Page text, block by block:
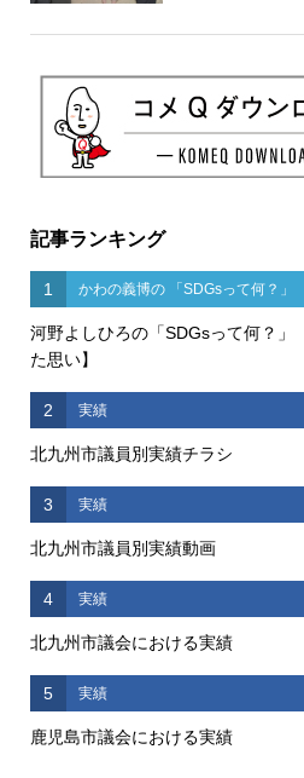
記事ランキング
1 かわの義博の 「SDGsって何？」
河野よしひろの「SDGsって何？」
た思い】
2 実績
北九州市議員別実績チラシ
3 実績
北九州市議員別実績動画
4 実績
北九州市議会における実績
5 実績
鹿児島市議会における実績